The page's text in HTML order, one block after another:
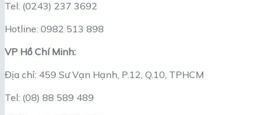
Tel: (0243) 237 3692
Hotline: 0982 513 898
VP Hồ Chí Minh:
Địa chỉ: 459 Sư Vạn Hạnh, P.12, Q.10, TPHCM
Tel: (08) 88 589 489